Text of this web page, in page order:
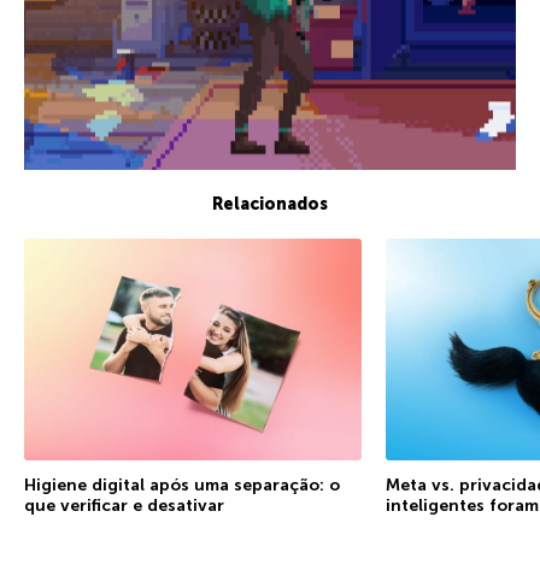
Relacionados
Higiene digital após uma separação: o
que verificar e desativar
Meta vs.
inteligentes